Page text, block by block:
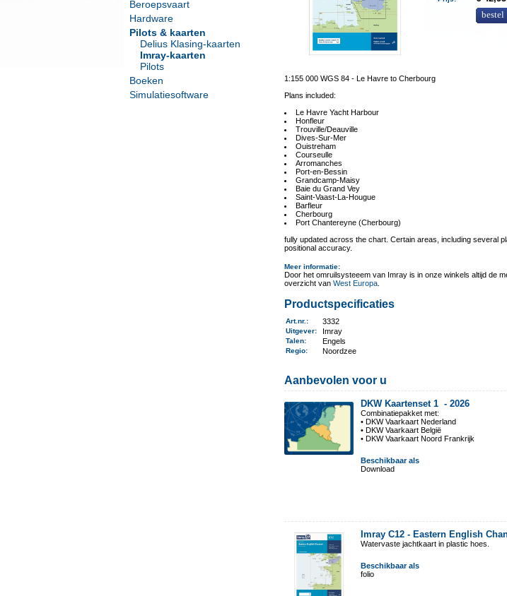
Beroepsvaart
Hardware
Pilots & kaarten
Delius Klasing-kaarten
Imray-kaarten
Pilots
Boeken
Simulatiesoftware
bestel
1:155 000 WGS 84 - Le Havre to Cherbourg
Plans included:
Le Havre Yacht Harbour
Honfleur
Trouville/Deauville
Dives-Sur-Mer
Ouistreham
Courseulle
Arromanches
Port-en-Bessin
Grandcamp-Maisy
Baie du Grand Vey
Saint-Vaast-La-Hougue
Barfleur
Cherbourg
Port Chantereyne (Cherbourg)
fully updated across the chart. Certain areas, including several
positional accuracy.
Meer informatie:
Door het omruilsysteeem van Imray is in onze winkels altijd de
overzicht vanWest Europa
Productspecificaties
Art.nr. : 3332
Uitgever: Imray
Talen: Engels
Regio: Noordzee
Aanbevolen voor u
DKW Kaartenset 1 -2026
Combinatiepakket met:
• DKW Vaarkaart Nederland
• DKW Vaarkaart België
• DKW Vaarkaart Noord Frankrijk
Beschikbaar als
Download
Imray C12 - Eastern English
Watervaste jachtkaart in plastic hoes.
Beschikbaar als
folio